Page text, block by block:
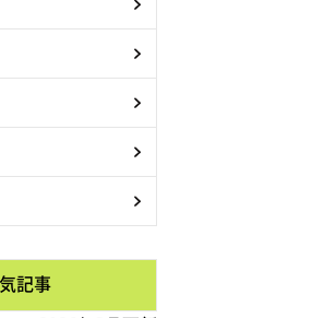
記事